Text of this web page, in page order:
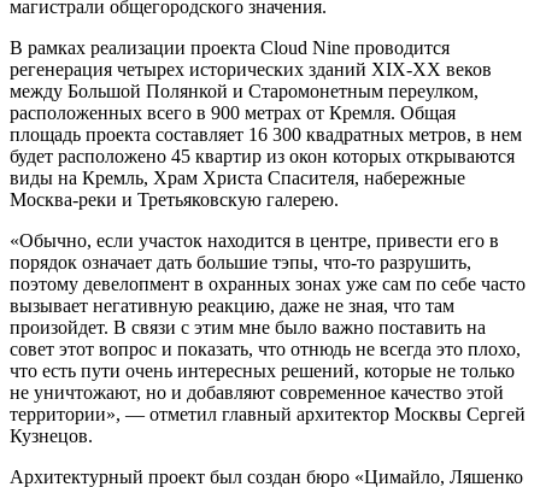
магистрали общегородского значения.
В рамках реализации проекта Cloud Nine проводится
регенерация четырех исторических зданий XIX-XX веков
между Большой Полянкой и Старомонетным переулком,
расположенных всего в 900 метрах от Кремля. Общая
площадь проекта составляет 16 300 квадратных метров, в нем
будет расположено 45 квартир из окон которых открываются
виды на Кремль, Храм Христа Спасителя, набережные
Москва-реки и Третьяковскую галерею.
«Обычно, если участок находится в центре, привести его в
порядок означает дать большие тэпы, что-то разрушить,
поэтому девелопмент в охранных зонах уже сам по себе часто
вызывает негативную реакцию, даже не зная, что там
произойдет. В связи с этим мне было важно поставить на
совет этот вопрос и показать, что отнюдь не всегда это плохо,
что есть пути очень интересных решений, которые не только
не уничтожают, но и добавляют современное качество этой
территории», — отметил главный архитектор Москвы Сергей
Кузнецов.
Архитектурный проект был создан бюро «Цимайло, Ляшенко